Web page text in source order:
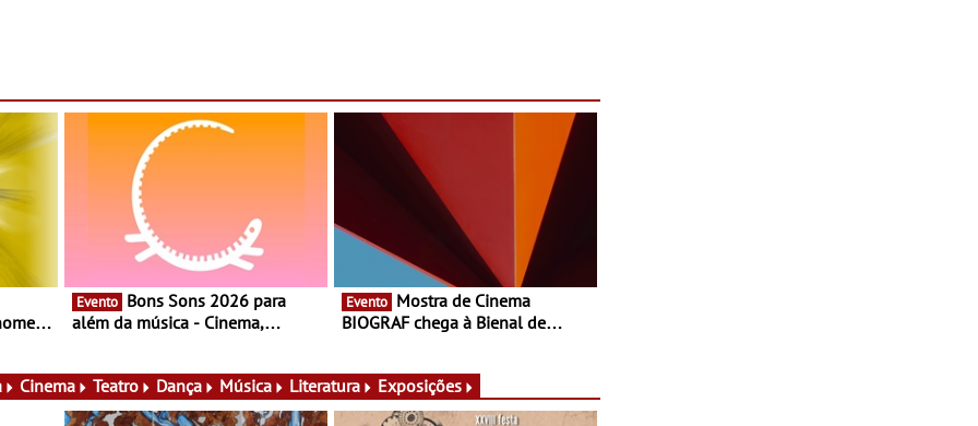
Evento
além da música - Cinema,
muito mais
Evento
BIOGRAF chega à Bienal de
práticas artísticas
Cinema Teatro Dança Música Literatura Exposições